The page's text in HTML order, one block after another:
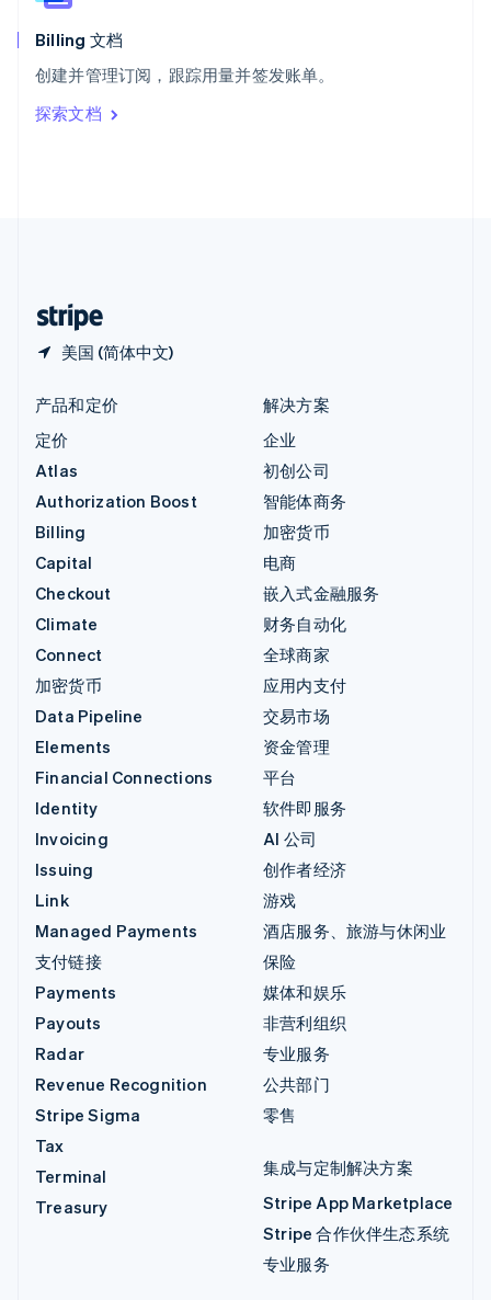
Billing 文档
创建并管理订阅，跟踪用量并签发账单。
探索文档
美国 (简体中文)
匈牙利
English
ItalianoEnglish
印度
English
产品和定价
定价
Atlas
Authorization Boost
Billing
Capital
Checkout
Climate
Connect
加密货币
Data Pipeline
Elements
Financial Connections
Identity
Invoicing
Issuing
Link
Managed Payments
支付链接
Payments
Payouts
Radar
Revenue Recognition
Stripe Sigma
Tax
Terminal
Treasury
解决方案
企业
初创公司
智能体商务
加密货币
电商
嵌入式金融服务
财务自动化
全球商家
应用内支付
交易市场
资金管理
平台
软件即服务
AI 公司
创作者经济
游戏
酒店服务、旅游与休闲业
保险
媒体和娱乐
非营利组织
专业服务
公共部门
零售
集成与定制解决方案
Stripe App Marketplace
Stripe 合作伙伴生态系统
专业服务